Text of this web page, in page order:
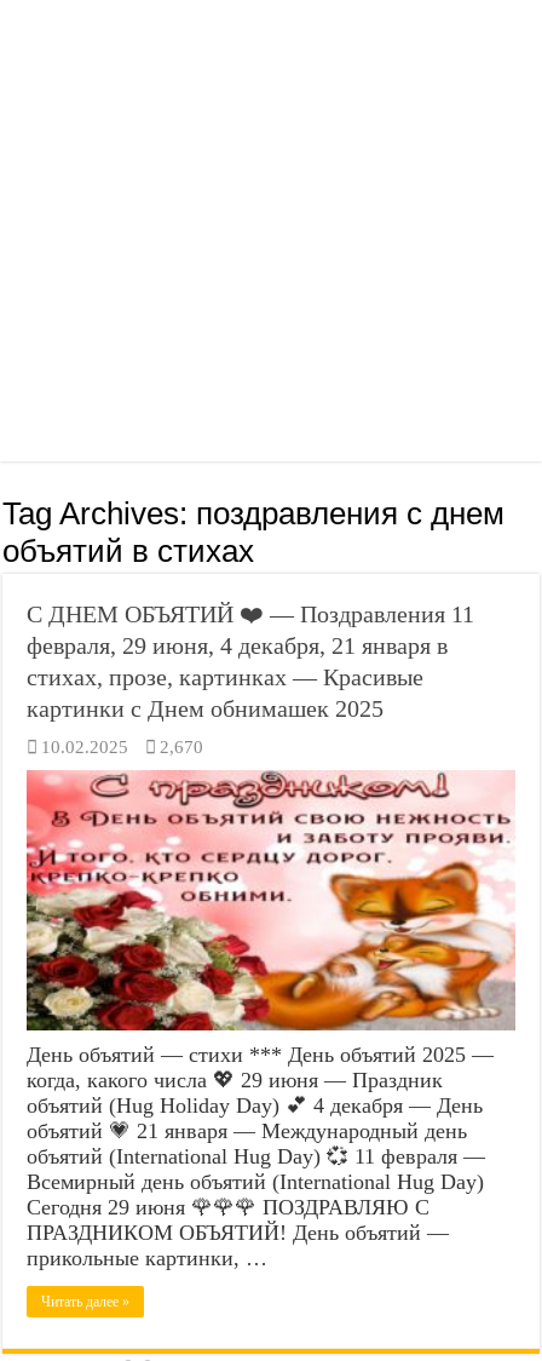
Tag Archives: поздравления с днем
объятий в стихах
С ДНЕМ ОБЪЯТИЙ ❤️ — Поздравления 11
февраля, 29 июня, 4 декабря, 21 января в
стихах, прозе, картинках — Красивые
картинки с Днем обнимашек 2025
10.02.2025 2,670
День объятий — стихи *** День объятий 2025 —
когда, какого числа 💖 29 июня — Праздник
объятий (Hug Holiday Day) 💕 4 декабря — День
объятий 💗 21 января — Международный день
объятий (International Hug Day) 💞 11 февраля —
Всемирный день объятий (International Hug Day)
Сегодня 29 июня 🌹🌹🌹 ПОЗДРАВЛЯЮ С
ПРАЗДНИКОМ ОБЪЯТИЙ! День объятий —
прикольные картинки, …
Читать далее »